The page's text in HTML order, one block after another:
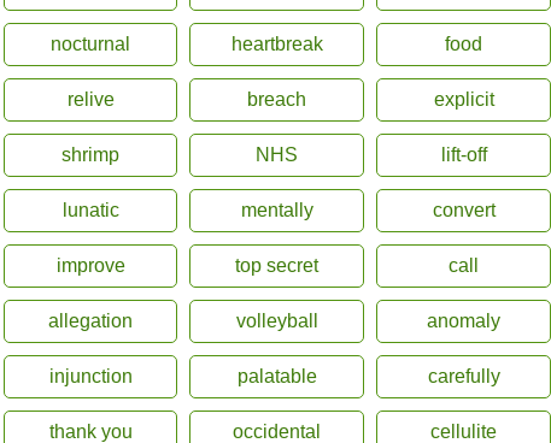
nocturnal heartbreak food
relive breach explicit
shrimp NHS lift-off
lunatic mentally convert
improve top secret call
allegation volleyball anomaly
injunction palatable carefully
thank you occidental cellulite